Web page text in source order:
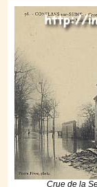
Crue de la